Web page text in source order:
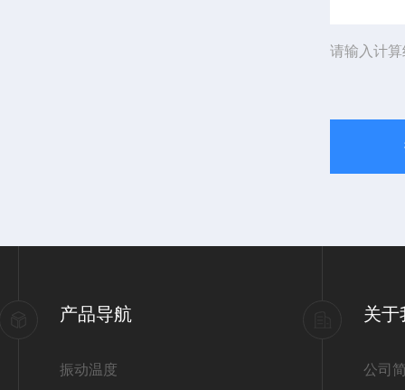
请输入计
产品导航
振动温度
关于
公司